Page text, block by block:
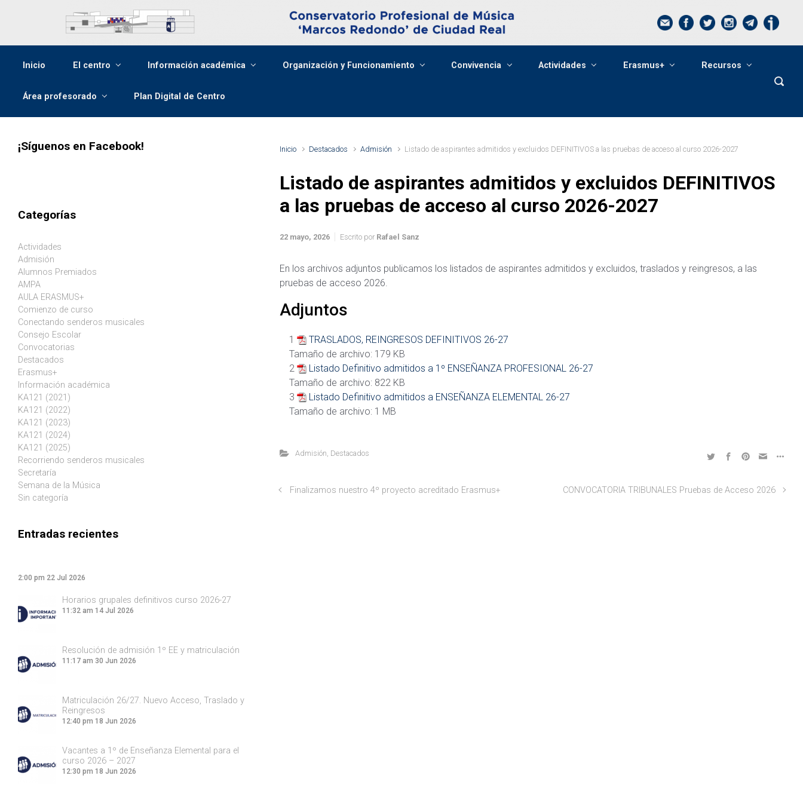
Saltar al contenido principal
Inicio El centro Información académica Organización y Funcionamiento Convivencia Actividades Erasmus+ Recursos
Área profesorado Plan Digital de Centro
Inicio Destacados Admisión Listado de aspirantes admitidos y excluidos DEFINITIVOS a las pruebas de acceso al curso 2026-2027
Listado de aspirantes admitidos y excluidos DEFINITIVOS
a las pruebas de acceso al curso 2026-2027
22 mayo, 2026 Escrito por Rafael Sanz
En los archivos adjuntos publicamos los listados de aspirantes admitidos y excluidos, traslados y reingresos, a las
pruebas de acceso 2026.
Adjuntos
1
TRASLADOS, REINGRESOS DEFINITIVOS 26-27
Tamaño de archivo: 179 KB
2
Listado Definitivo admitidos a 1º ENSEÑANZA PROFESIONAL 26-27
Tamaño de archivo: 822 KB
3
Listado Definitivo admitidos a ENSEÑANZA ELEMENTAL 26-27
Tamaño de archivo: 1 MB
Admisión Destacados
Finalizamos nuestro 4º proyecto acreditado Erasmus+ CONVOCATORIA TRIBUNALES Pruebas de Acceso 2026
¡Síguenos en Facebook!
Categorías
Actividades
Admisión
Alumnos Premiados
AMPA
AULA ERASMUS+
Comienzo de curso
Conectando senderos musicales
Consejo Escolar
Convocatorias
Destacados
Erasmus+
Información académica
KA121 (2021)
KA121 (2022)
KA121 (2023)
KA121 (2024)
KA121 (2025)
Recorriendo senderos musicales
Secretaría
Semana de la Música
Sin categoría
Entradas recientes
2:00 pm 22 Jul 2026
Horarios grupales definitivos curso 2026-27
11:32 am 14 Jul 2026
Resolución de admisión 1º EE y matriculación
11:17 am 30 Jun 2026
Matriculación 26/27. Nuevo Acceso, Traslado y
Reingresos
12:40 pm 18 Jun 2026
Vacantes a 1º de Enseñanza Elemental para el
curso 2026 – 2027
12:30 pm 18 Jun 2026